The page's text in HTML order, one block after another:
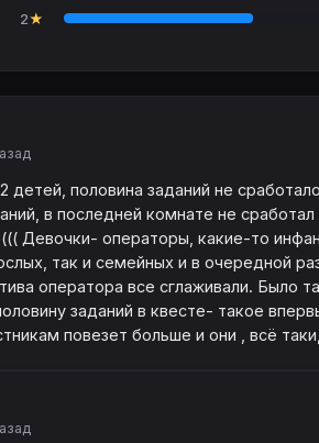
2★
детей, половина заданий не
в последней комнате не
Девочки- операторы, какие-то
так и семейных и в очередной
оператора все сглаживали. Было
заданий в квесте- такое
повезет больше и они , всё